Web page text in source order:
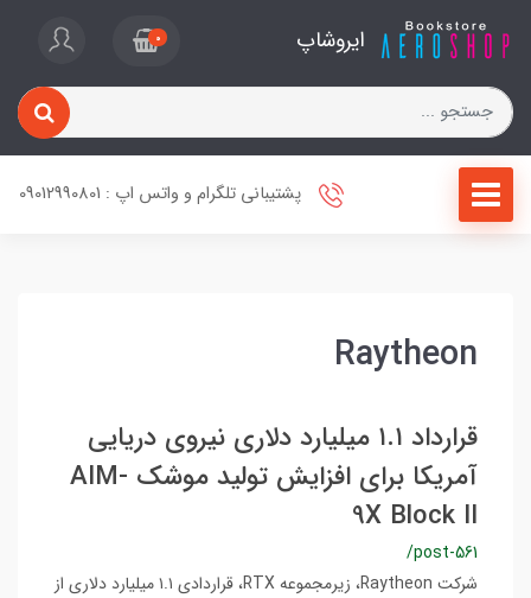
ایروشاپ 0
پشتیبانی تلگرام و واتس اپ : 09012990801
Raytheon
قرارداد ۱.۱ میلیارد دلاری نیروی دریایی
آمریکا برای افزایش تولید موشک AIM-
9X Block II
/post-561
شرکت Raytheon، زیرمجموعه RTX، قراردادی ۱.۱ میلیارد دلاری از